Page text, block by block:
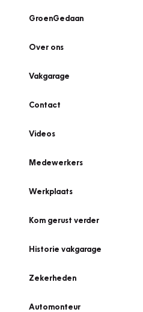
GroenGedaan
Over ons
Vakgarage
Contact
Videos
Medewerkers
Werkplaats
Kom gerust verder
Historie vakgarage
Zekerheden
Automonteur